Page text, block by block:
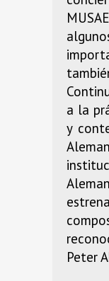
a la
y
Peter